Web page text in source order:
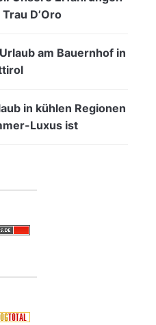
D’Oro
am Bauernhof in
in kühlen Regionen
Luxus ist